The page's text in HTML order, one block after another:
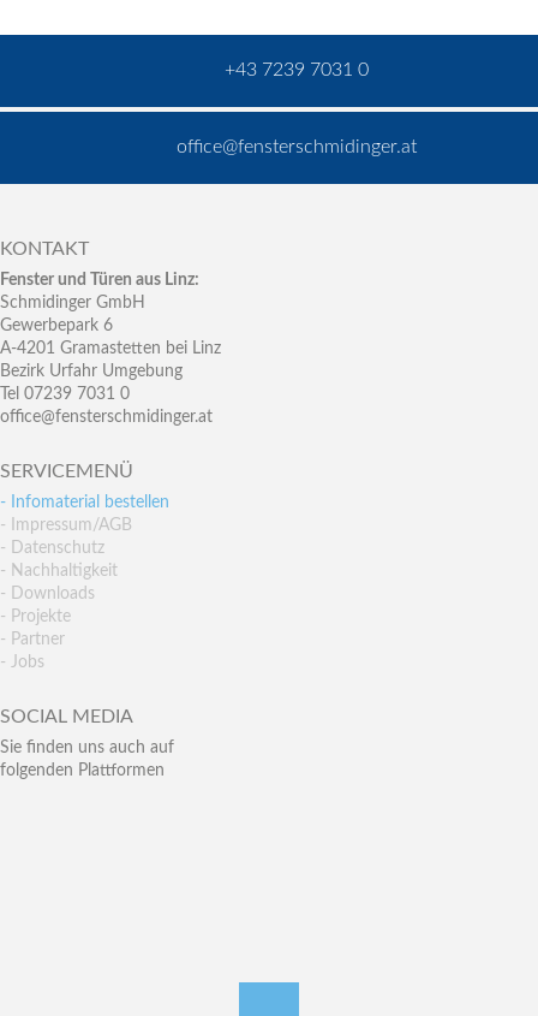
+43 7239 7031 0
office@fensterschmidinger.at
KONTAKT
Fenster und Türen aus Linz:
Schmidinger GmbH
Gewerbepark 6
A-4201 Gramastetten bei Linz
Bezirk Urfahr Umgebung
Tel 07239 7031 0
office@fensterschmidinger.at
SERVICEMENÜ
- Infomaterial bestellen
- Impressum/AGB
- Datenschutz
- Nachhaltigkeit
- Downloads
- Projekte
- Partner
- Jobs
SOCIAL MEDIA
Sie finden uns auch auf
folgenden Plattformen